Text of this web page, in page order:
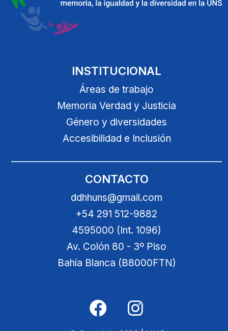
INSTITUCIONAL
Áreas de trabajo
Memoria Verdad y Justicia
Género y diversidades
Accesibilidad e Inclusión
CONTACTO
ddhhuns@gmail.com
+54 291 512-9882
4595000 (Int. 1096)
Av. Colón 80 - 3º Piso
Bahía Blanca (B8000FTN)